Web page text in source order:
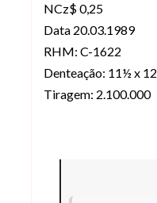
NCz$ 0,25
Data 20.03.1989
RHM: C-1622
Denteação: 11½ x 12
Tiragem: 2.100.000